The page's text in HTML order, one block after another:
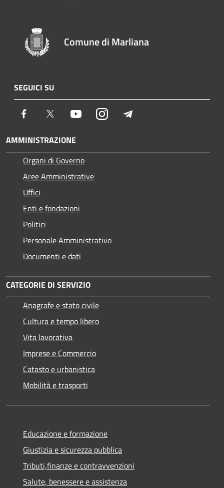
Comune di Marliana
SEGUICI SU
Facebook Twitter YoutubeInstagram
AMMINISTRAZIONE
Organi di Governo
Aree Amministrative
Uffici
Enti e fondazioni
Politici
Personale Amministrativo
Documenti e dati
CATEGORIE DI SERVIZIO
Anagrafe e stato civile
Cultura e tempo libero
Vita lavorativa
Imprese e Commercio
Catasto e urbanistica
Mobilità e trasporti
Educazione e formazione
Giustizia e sicurezza pubblica
Tributi,finanze e contravvenzioni
Salute, benessere e assistenza